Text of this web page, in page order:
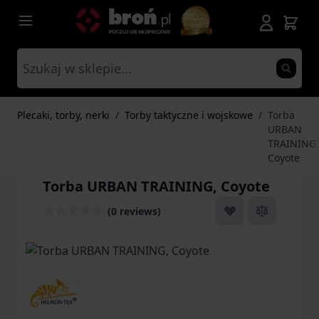
Przejdź do treści
Plecaki, torby, nerki / Torby taktyczne i wojskowe / Torba
URBAN
TRAINING,
Coyote
Torba URBAN TRAINING, Coyote
(0 reviews)